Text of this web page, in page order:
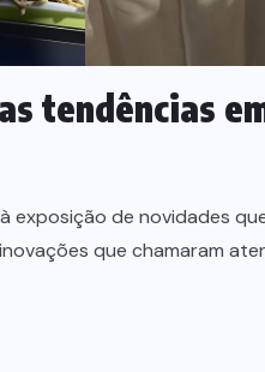
tendências
exposição de novidades
que chamaram